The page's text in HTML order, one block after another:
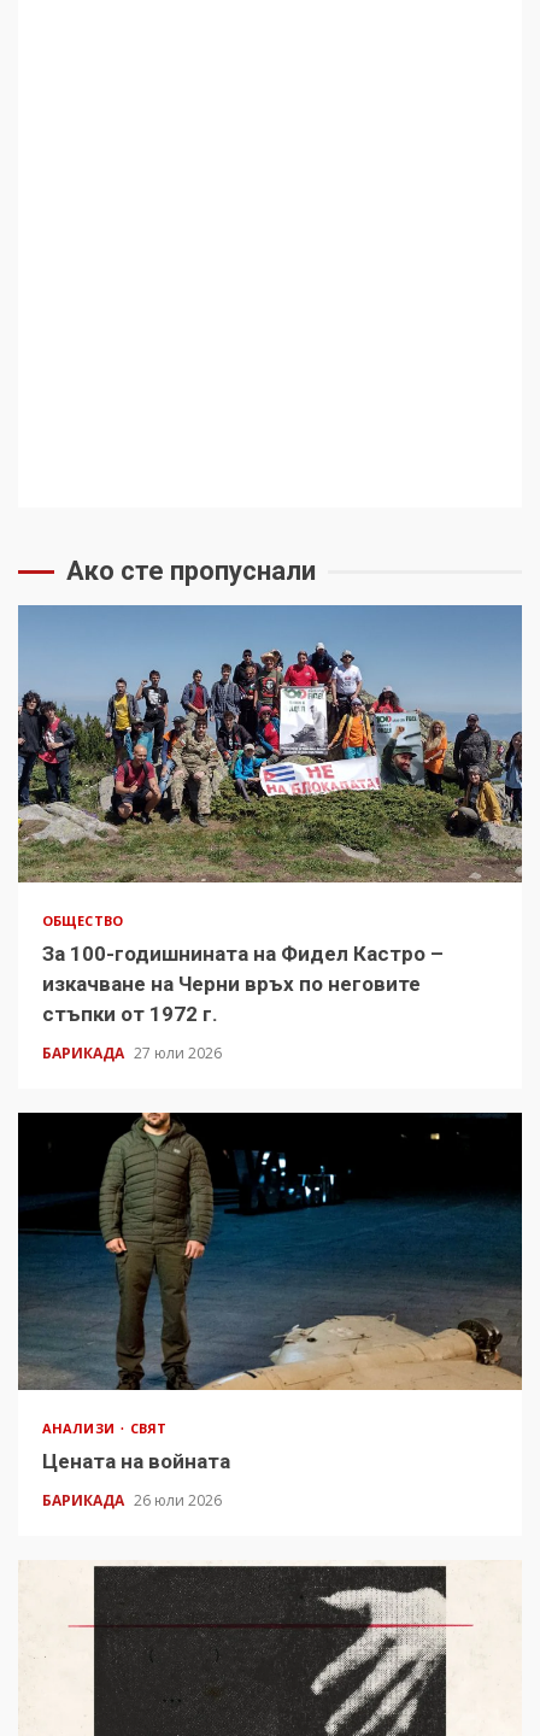
Ако сте пропуснали
ОБЩЕСТВО
За 100-годишнината на Фидел Кастро –
изкачване на Черни връх по неговите
стъпки от 1972 г.
БАРИКАДА 27 юли 2026
АНАЛИЗИ СВЯТ
Цената на войната
БАРИКАДА 26 юли 2026